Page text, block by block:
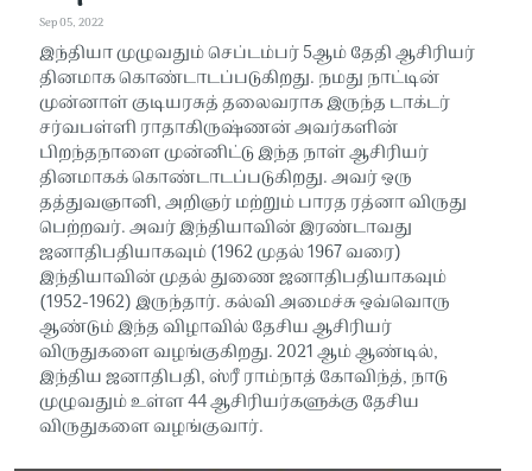
Sep 05, 2022
இந்தியா முழுவதும் செப்டம்பர் 5ஆம் தேதி ஆசிரியர்
தினமாக கொண்டாடப்படுகிறது. நமது நாட்டின்
முன்னாள் குடியரசுத் தலைவராக இருந்த டாக்டர்
சர்வபள்ளி ராதாகிருஷ்ணன் அவர்களின்
பிறந்தநாளை முன்னிட்டு இந்த நாள் ஆசிரியர்
தினமாகக் கொண்டாடப்படுகிறது. அவர் ஒரு
தத்துவஞானி, அறிஞர் மற்றும் பாரத ரத்னா விருது
பெற்றவர். அவர் இந்தியாவின் இரண்டாவது
ஜனாதிபதியாகவும் (1962 முதல் 1967 வரை)
இந்தியாவின் முதல் துணை ஜனாதிபதியாகவும்
(1952-1962) இருந்தார். கல்வி அமைச்சு ஒவ்வொரு
ஆண்டும் இந்த விழாவில் தேசிய ஆசிரியர்
விருதுகளை வழங்குகிறது. 2021 ஆம் ஆண்டில்,
இந்திய ஜனாதிபதி, ஸ்ரீ ராம்நாத் கோவிந்த், நாடு
முழுவதும் உள்ள 44 ஆசிரியர்களுக்கு தேசிய
விருதுகளை வழங்குவார்.